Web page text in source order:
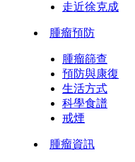
走近徐克成
腫瘤預防
腫瘤篩查
預防與康復
生活方式
科學食譜
戒煙
腫瘤資訊